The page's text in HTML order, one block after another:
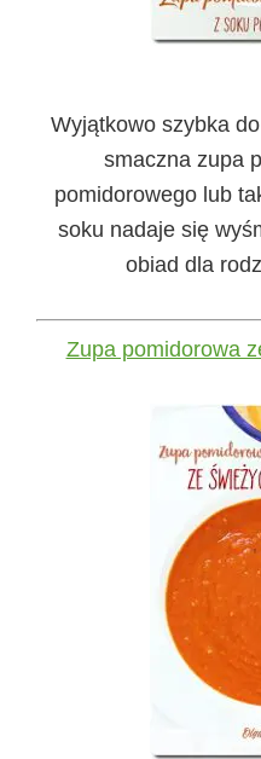
Wyjątkowo szybka
smaczna zupa
pomidorowego lub
soku nadaje się
obiad dla
Zupa pomidorowa